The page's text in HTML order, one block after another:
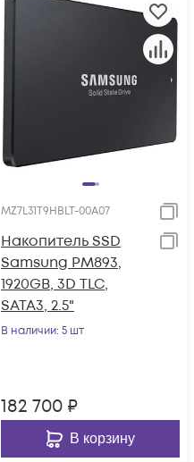
MZ7L31T9HBLT-00A07
Накопитель SSD
Samsung PM893,
1920GB, 3D TLC,
SATA3, 2.5"
В наличии: 5 шт
182 700 ₽
В корзину